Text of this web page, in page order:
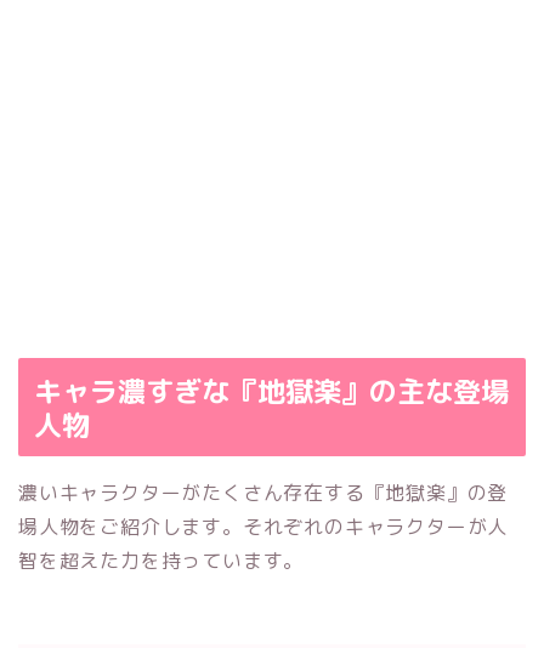
キャラ濃すぎな『地獄楽』の主な登場
人物
濃いキャラクターがたくさん存在する『地獄楽』の登
場人物をご紹介します。それぞれのキャラクターが人
智を超えた力を持っています。